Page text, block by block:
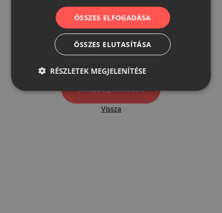
500
Vissza nyítóoldalra
Vissza
ÖSSZES ELFOGADÁSA
ÖSSZES ELUTASÍTÁSA
RÉSZLETEK MEGJELENÍTÉSE